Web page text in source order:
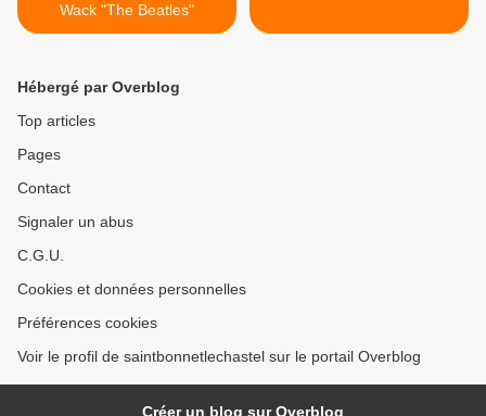
Wack "The Beatles"
Hébergé par Overblog
Top articles
Pages
Contact
Signaler un abus
C.G.U.
Cookies et données personnelles
Préférences cookies
Voir le profil de saintbonnetlechastel sur le portail Overblog
Créer un blog sur Overblog